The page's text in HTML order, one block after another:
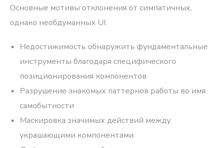
Основные мотивы отклонения от симпатичных,
однако необдуманных UI:
Недостижимость обнаружить фундаментальные
инструменты благодаря специфического
позиционирования компонентов
Разрушение знакомых паттернов работы во имя
самобытности
Маскировка значимых действий между
украшающими компонентами